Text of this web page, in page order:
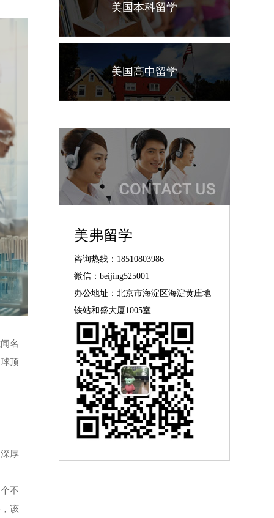
名
顶
厚
不
该
美国本科留学
美国高中留学
美弗留学
咨询热线：18510803986
微信：beijing525001
办公地址：北京市海淀区海淀黄庄地
铁站和盛大厦1005室